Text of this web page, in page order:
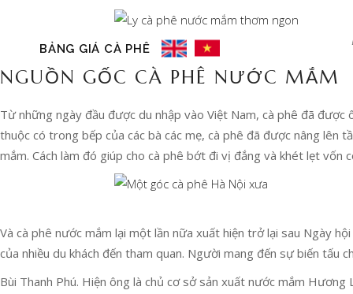
BẢNG GIÁ CÀ PHÊ
NGUỒN GỐC CÀ PHÊ NƯỚC MẮM
Từ những ngày đầu được du nhập vào Việt Nam, cà phê đã được
thuộc có trong bếp của các bà các mẹ, cà phê đã được nâng lên
mắm. Cách làm đó giúp cho cà phê bớt đi vị đắng và khét lẹt vốn
Và cà phê nước mắm lại một lần nữa xuất hiện trở lại sau Ngày
của nhiều du khách đến tham quan. Người mang đến sự biến tấu
Bùi Thanh Phú. Hiện ông là chủ cơ sở sản xuất nước mắm